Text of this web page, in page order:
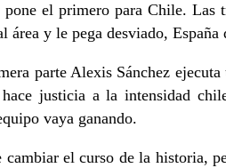
el primero para Chile.
área y le pega desviado,
parte Alexis Sánchez
justicia a la intensidad
vaya ganando.
el curso de la historia,